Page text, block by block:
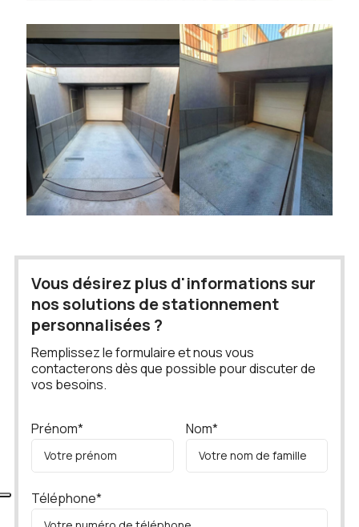
Vous désirez plus d'informations sur
nos solutions de stationnement
personnalisées ?
Remplissez le formulaire et nous vous
contacterons dès que possible pour discuter de
vos besoins.
Prénom* Nom*
Téléphone*